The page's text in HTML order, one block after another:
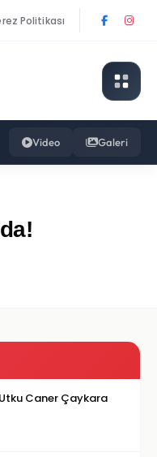
Politikası
Video Galeri
Caner Çaykara